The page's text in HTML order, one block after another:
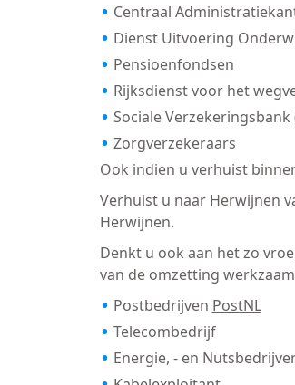
Centraal
Dienst Uitvoering
Pensioenfondsen
Rijksdienst voor het
Sociale Verzekeringsbank
Zorgverzekeraars
Ook indien u verhuist
Verhuist u naar Herwijnen
Herwijnen.
Denkt u ook aan het zo
van de omzetting
Postbedrijven PostNL
Telecombedrijf
Energie, - en